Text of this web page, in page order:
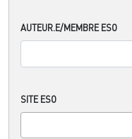
AUTEUR.E/MEMBRE ESO
SITE ESO